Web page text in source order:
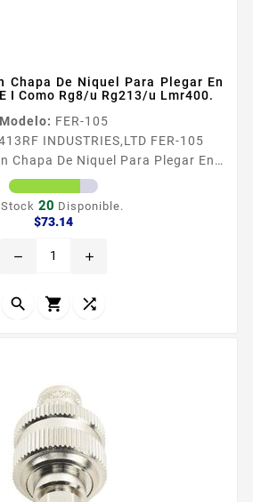
Chapa De Niquel Para Plegar En
I Como Rg8/u Rg213/u Lmr400.
Modelo: FER-105
RF INDUSTRIES,LTD FER-105
Chapa De Niquel Para Plegar En
E I Como Rg8/u Rg213/u Lmr400.
en Chapa de Niacutequel para
Grupo E I como RG8U RG213U
Stock 20 Disponible.
$73.14Precio
remove add
  